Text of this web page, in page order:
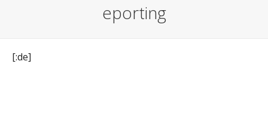
eporting
[:de]